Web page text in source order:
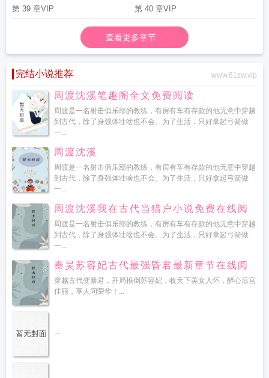
第 39 章VIP 第 40 章VIP
查看更多章节...
完结小说推荐 www.81zw.vip
周渡沈溪笔趣阁全文免费阅读
周渡是一名射击俱乐部的教练，有房有车有存款的他无意中穿越
到古代，除了身强体壮啥也不会。为了生活，只好拿起弓箭做
一...
周渡沈溪
周渡是一名射击俱乐部的教练，有房有车有存款的他无意中穿越
到古代，除了身强体壮啥也不会。为了生活，只好拿起弓箭做
一...
周渡沈溪我在古代当猎户小说免费在线阅
读
周渡是一名射击俱乐部的教练，有房有车有存款的他无意中穿越
到古代，除了身强体壮啥也不会。为了生活，只好拿起弓箭做
一...
秦昊苏容妃古代最强昏君最新章节在线阅
读
穿越古代变暴君，开局推倒苏容妃，收天下美女入怀，醉心后宫
佳丽，享人间荣华！...
...